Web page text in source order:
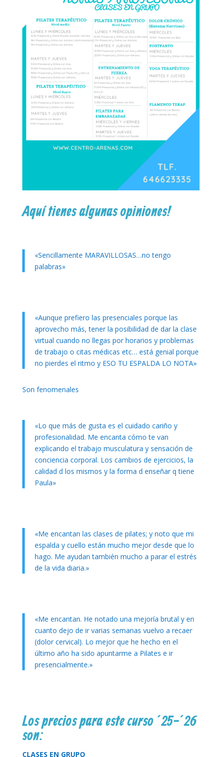
Aquí tienes algunas opiniones!
«Sencillamente MARAVILLOSAS…no tengo
palabras»
«Aunque prefiero las presenciales porque las
aprovecho más, tener la posibilidad de dar la clase
virtual cuando no llegas por horarios y problemas
de trabajo o citas médicas etc… está genial porque
no pierdes el ritmo y ESO TU ESPALDA LO NOTA»
Son fenomenales
«Lo que más de gusta es el cuidado cariño y
profesionalidad. Me encanta cómo te van
explicando el trabajo musculatura y sensación de
conciencia corporal. Los cambios de ejercicios, la
calidad d los mismos y la forma d enseñar q tiene
Paula»
«Me encantan las clases de pilates; y noto que mi
espalda y cuello están mucho mejor desde que lo
hago. Me ayudan también mucho a parar el estrés
de la vida diaria.»
«Me encantan. He notado una mejoría brutal y en
cuanto dejo de ir varias semanas vuelvo a recaer
(dolor cervical). Lo mejor que he hecho en el
último año ha sido apuntarme a Pilates e ir
presencialmente.»
Los precios para este curso ´25-´26
son:
CLASES EN GRUPO